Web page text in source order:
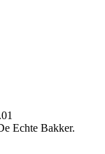
Echte Bakker.